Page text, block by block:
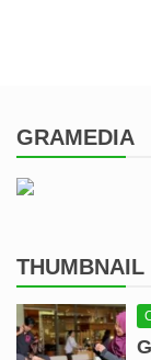
GRAMEDIA
THUMBNAIL